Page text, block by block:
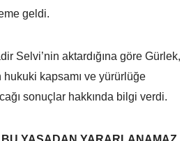
geldi.
Selvi’nin aktardığına göre Gürlek,
kapsamı ve yürürlüğe
sonuçlar hakkında bilgi verdi.